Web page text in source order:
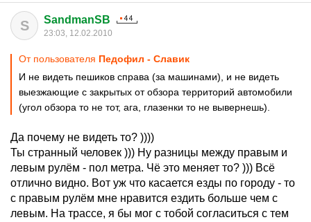
S SandmanSB
23:03, 12.02.2010
От пользователя Педофил - Славик
И не видеть пешиков справа (за машинами), и не видеть
выезжающие с закрытых от обзора территорий автомобили
(угол обзора то не тот, ага, глазенки то не вывернешь).
Да почему не видеть то? ))))
Ты странный человек ))) Ну разницы между правым и
левым рулём - пол метра. Чё это меняет то? ))) Всё
отлично видно. Вот уж что касается езды по городу - то
с правым рулём мне нравится ездить больше чем с
левым. На трассе, я бы мог с тобой согласиться с тем